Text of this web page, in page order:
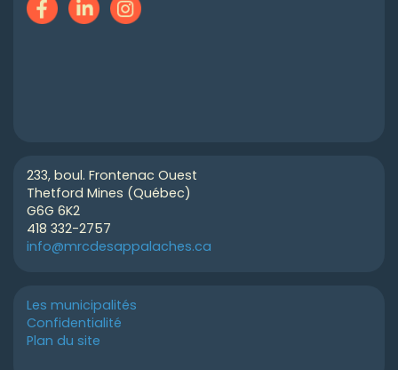
233, boul. Frontenac Ouest
Thetford Mines (Québec)
G6G 6K2
418 332-2757
info@mrcdesappalaches.ca
Les municipalités
Confidentialité
Plan du site